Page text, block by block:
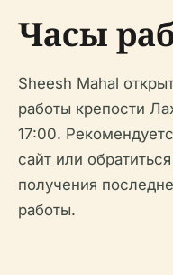
Часы
Sheesh Mahal
работы крепости
17:00.
сайт или
получения
работы.